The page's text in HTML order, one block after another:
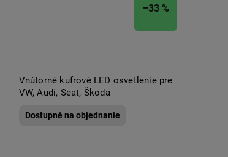
–33 %
Vnútorné kufrové LED osvetlenie pre
VW, Audi, Seat, Škoda
Dostupné na objednanie